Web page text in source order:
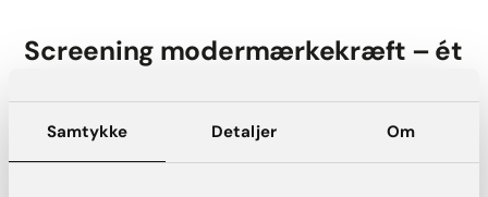
Samtykke Detaljer Om
Screening modermærkekræft – ét
500 kr.